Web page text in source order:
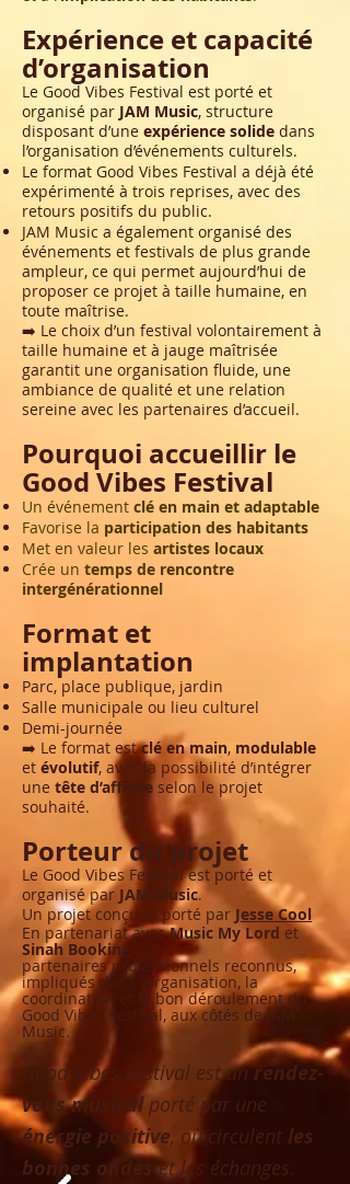
Expérience et capacité
d’organisation
Le Good Vibes Festival est porté et
organisé par JAM Music, structure
disposant d’une expérience solide dans
l’organisation d’événements culturels.
Le format Good Vibes Festival a déjà été
expérimenté à trois reprises, avec des
retours positifs du public.
JAM Music a également organisé des
événements et festivals de plus grande
ampleur, ce qui permet aujourd’hui de
proposer ce projet à taille humaine, en
toute maîtrise.
➡️ Le choix d’un festival volontairement à
taille humaine et à jauge maîtrisée
garantit une organisation fluide, une
ambiance de qualité et une relation
sereine avec les partenaires d’accueil.
Pourquoi accueillir le
Good Vibes Festival
Un événement clé en main et adaptable
Favorise la participation des habitants
Met en valeur les artistes locaux
Crée un temps de rencontre
intergénérationnel
Format et
implantation
Parc, place publique, jardin
Salle municipale ou lieu culturel
Demi-journée
➡️ Le format estclé en main, modulable
et évolutif, avec la possibilité d’intégrer
une tête d’affiche selon le projet
souhaité.
Porteur du projet
Le Good Vibes Festival est porté et
organisé par JAM Music.
Un projet conçu et porté par Jesse Cool
En partenariat avecMusic My Lord et
Sinah Booking
partenaires professionnels reconnus,
impliqués dans l’organisation, la
coordination et le bon déroulement du
Good Vibes Festival, aux côtés de JAM
Music.
Good Vibes Festival est unrendez-
vous musicalporté par une
énergie positive, où circulent les
bonnes ondes
et les échanges.